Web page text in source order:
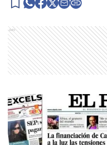
Ads